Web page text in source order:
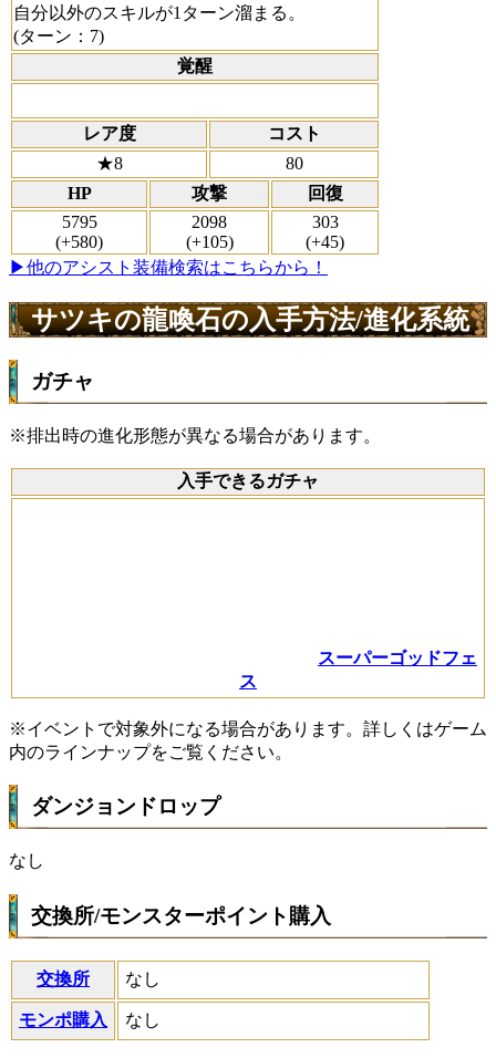
自分以外のスキルが1ターン溜まる。
(ターン：7)
覚醒
レア度
コスト
★8
80
HP
攻撃
回復
5795
(+580)
2098
(+105)
303
(+45)
▶他のアシスト装備検索はこちらから！
サツキの龍喚石の入手方法/進化系統
ガチャ
※排出時の進化形態が異なる場合があります。
入手できるガチャ
スーパーゴッドフェ
ス
※イベントで対象外になる場合があります。詳しくはゲーム
内のラインナップをご覧ください。
ダンジョンドロップ
なし
交換所/モンスターポイント購入
交換所 なし
モンポ購入 なし